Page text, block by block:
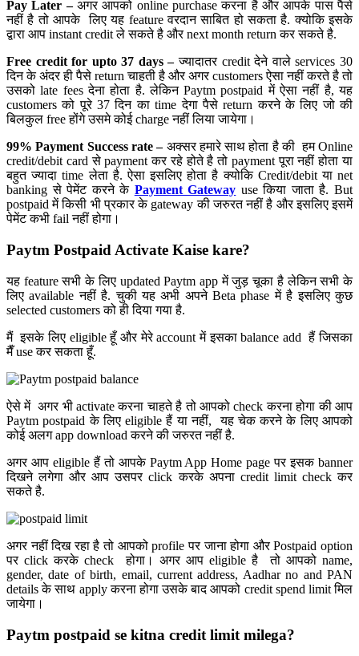
Pay Later –अगर आपको online purchase करना है और आपके पास पैसे
नहीं है तो आपके लिए यह feature वरदान साबित हो सकता है. क्योकि इसके
द्वारा आप instant credit ले सकते है और next month return कर सकते है.
Free credit for upto 37 days –ज्यादातर credit देने वाले services 30
दिन के अंदर ही पैसे return चाहती है और अगर customers ऐसा नहीं करते है तो
उसको late fees देना होता है. लेकिन Paytm postpaid में ऐसा नहीं है, यह
customers को पूरे 37 दिन का time देगा पैसे return करने के लिए जो की
बिलकुल free होंगे उसमे कोई charge नहीं लिया जायेगा।
99% Payment Success rate –अक्सर हमारे साथ होता है की हम Online
credit/debit card से payment कर रहे होते है तो payment पूरा नहीं होता या
बहुत ज्यादा time लेता है. ऐसा इसलिए होता है क्योकि Credit/debit या net
banking से पेमेंट करने के Payment Gateway use किया जाता है. But
postpaid में किसी भी प्रकार के gateway की जरुरत नहीं है और इसलिए इसमें
पेमेंट कभी fail नहीं होगा।
Paytm Postpaid Activate Kaise kare?
यह feature सभी के लिए updated Paytm app में जुड़ चूका है लेकिन सभी के
लिए available नहीं है. चुकी यह अभी अपने Beta phase में है इसलिए कुछ
selected customers को ही दिया गया है.
मैं इसके लिए eligible हूँ और मेरे account में इसका balance add हैं जिसका
मैँ use कर सकता हूँ.
ऐसे में अगर भी activate करना चाहते है तो आपको check करना होगा की आप
Paytm postpaid के लिए eligible हैं या नहीं, यह चेक करने के लिए आपको
कोई अलग app download करने की जरुरत नहीं है.
अगर आप eligible हैं तो आपके Paytm App Home page पर इसक banner
दिखने लगेगा और आप उसपर click करके अपना credit limit check कर
सकते है.
अगर नहीं दिख रहा है तो आपको profile पर जाना होगा और Postpaid option
पर click करके check होगा। अगर आप eligible है तो आपको name,
gender, date of birth, email, current address, Aadhar no and PAN
details के साथ apply करना होगा उसके बाद आपको credit spend limit मिल
जायेगा।
Paytm postpaid se kitna credit limit milega?